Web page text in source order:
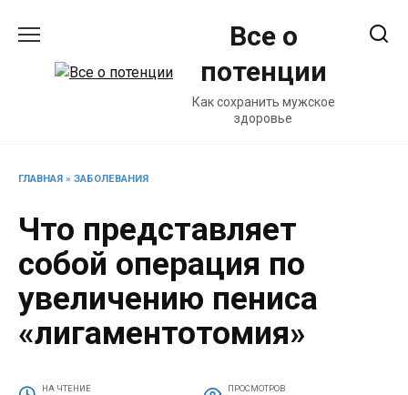
Все о
потенции
Как сохранить мужское
здоровье
ГЛАВНАЯ » ЗАБОЛЕВАНИЯ
Что представляет
собой операция по
увеличению пениса
«лигаментотомия»
НА ЧТЕНИЕ ПРОСМОТРОВ